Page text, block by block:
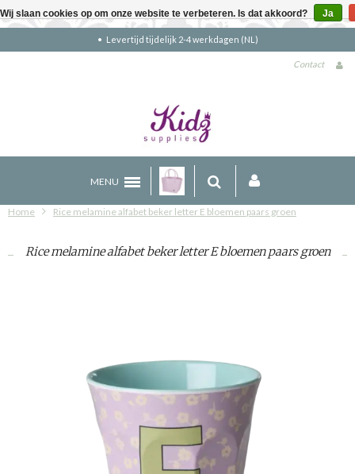
Gratis verzending boven €90 (NL)
Contact
MENU
Home Rice melamine alfabet beker letter E bloemen paars groen
Rice melamine alfabet beker letter E bloemen paars groen
Wij slaan cookies op om onze website te verbeteren. Is dat akkoord? Ja